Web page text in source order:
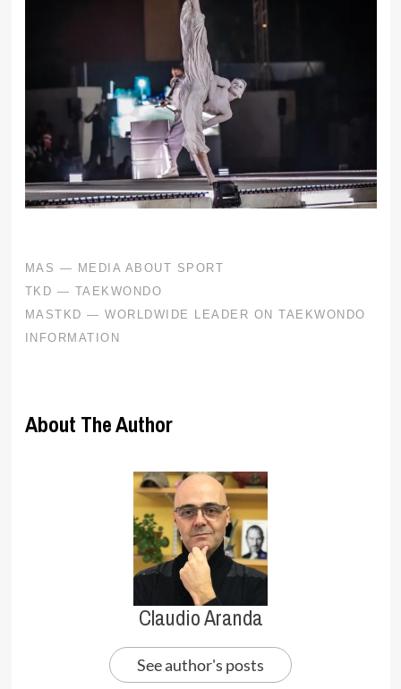
About The Author
Claudio Aranda
See author's posts